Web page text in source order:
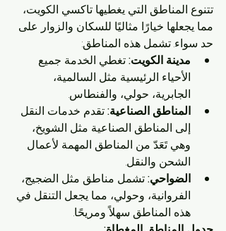
تتنوع المناطق التي يغطيها تاكسي الكويت،
مما يجعلها خيارًا مثاليًا للسكان والزوار على
حد سواء. تشمل هذه المناطق:
مدينة الكويت: تغطي الخدمة جميع
الأحياء الرئيسية مثل السالمية،
الجابرية، حولي، والفنطاس.
المناطق الصناعية: تقدم خدمات النقل
إلى المناطق الصناعية مثل الشويخ،
وهي تَعَدّ من المناطق المهمة لأعمال
الشحن والنقل.
الضواحي: تشمل مناطق مثل الضجيج،
الفروانية، وحولي، مما يجعل التنقل في
هذه المناطق سهلاً ومريحًا.